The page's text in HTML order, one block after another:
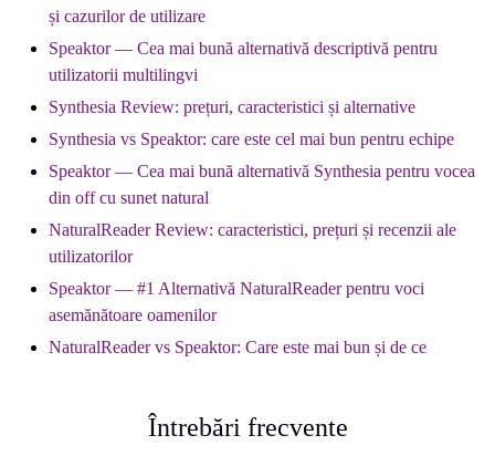
și cazurilor de utilizare
Speaktor — Cea mai bună alternativă descriptivă pentru
utilizatorii multilingvi
Synthesia Review: prețuri, caracteristici și alternative
Synthesia vs Speaktor: care este cel mai bun pentru echipe
Speaktor — Cea mai bună alternativă Synthesia pentru vocea
din off cu sunet natural
NaturalReader Review: caracteristici, prețuri și recenzii ale
utilizatorilor
Speaktor — #1 Alternativă NaturalReader pentru voci
asemănătoare oamenilor
NaturalReader vs Speaktor: Care este mai bun și de ce
Întrebări frecvente